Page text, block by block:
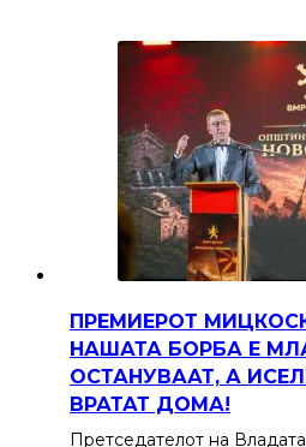
ПРЕМИЕРОТ
НАШАТА БОРБА Е
ОСТАНУВААТ, А
ВРАТАТ ДОМА!
Претседателот на